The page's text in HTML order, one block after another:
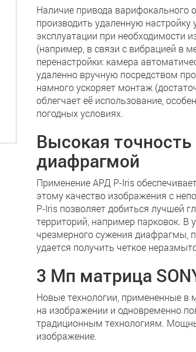
Наличие привода варифокального
производить удаленную
эксплуатации при необходимости
(например, в связи с вибрацией в
перенастройки: камера
удаленно вручную посредством
намного ускоряет монтаж
облегчает её использование,
погодных условиях.
Высокая
диафрагмой
Применение АРД P-Iris
этому качество изображения с
P-Iris позволяет добиться лучшей
территорий, например парковок. В
чрезмерного сужения диафрагмы,
удается получить четкое
3 Мп матрица
Новые технологии, примененные в
на изображении и одновременно
традиционным технологиям.
изображение.